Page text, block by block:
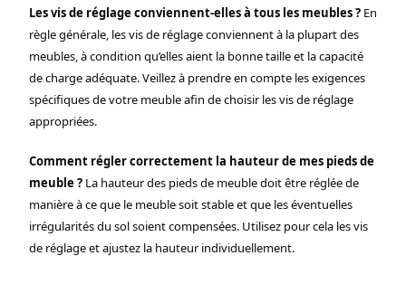
Les vis de réglage conviennent-elles à tous les meubles ? En
règle générale, les vis de réglage conviennent à la plupart des
meubles, à condition qu’elles aient la bonne taille et la capacité
de charge adéquate. Veillez à prendre en compte les exigences
spécifiques de votre meuble afin de choisir les vis de réglage
appropriées.
Comment régler correctement la hauteur de mes pieds de
meuble ? La hauteur des pieds de meuble doit être réglée de
manière à ce que le meuble soit stable et que les éventuelles
irrégularités du sol soient compensées. Utilisez pour cela les vis
de réglage et ajustez la hauteur individuellement.